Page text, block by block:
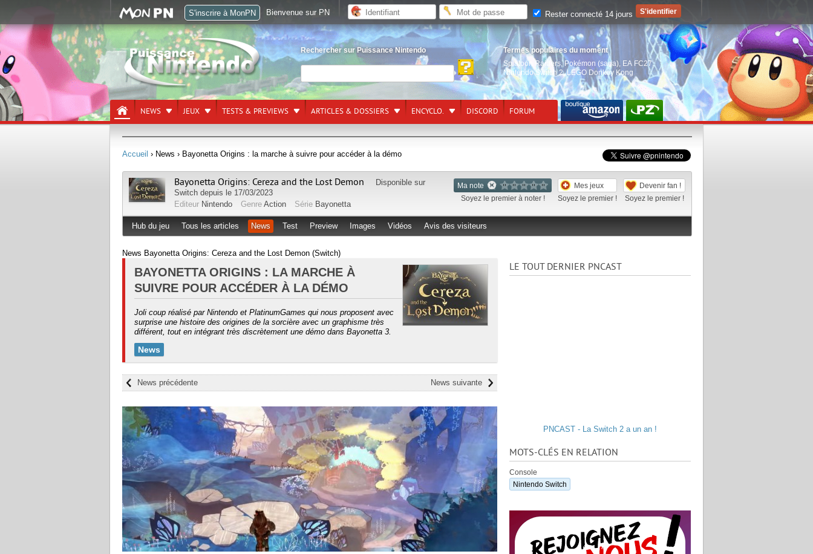
Rechercher sur Puissance Nintendo
Termes populaires du moment
Splatoon Raiders, Pokémon (saga) EA FC27,
Nintendo Switch 2,LEGO Donkey Kong
NEWS JEUX TESTS & PREVIEWS ARTICLES & DOSSIERS ENCYCLO. DISCORD FORUM
Accueil › News › Bayonetta Origins : la marche à suivre pour accéder à la démo
Ma note
Soyez le premier à noter !
Mes jeux
Soyez le premier !
Devenir fan !
Soyez le premier !
Bayonetta Origins: Cereza and the Lost Demon
Disponible sur
Switch depuis le 17/03/2023
Editeur Nintendo Genre Action Série Bayonetta
Hub du jeu Tous les articles News Test Preview Images Vidéos Avis des visiteurs
News Bayonetta Origins: Cereza and the Lost Demon (Switch)
BAYONETTA ORIGINS : LA MARCHE À
SUIVRE POUR ACCÉDER À LA DÉMO
Joli coup réalisé par Nintendo et PlatinumGames qui nous proposent avec
surprise une histoire des origines de la sorcière avec un graphisme très
différent, tout en intégrant très discrètement une démo dans Bayonetta 3.
News
News suivante
News précédente
LE TOUT DERNIER PNCAST
PNCAST - La Switch 2 a un an !
MOTS-CLÉS EN RELATION
Console
Nintendo Switch
S'inscrire à MonPN Bienvenue sur PN Rester connecté 14 jours